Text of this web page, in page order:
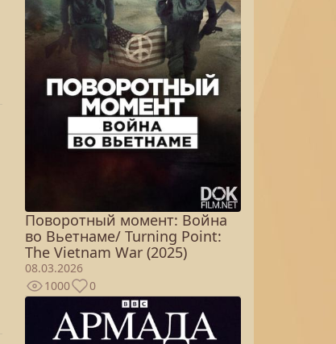
Поворотный момент: Война
во Вьетнаме/ Turning Point:
The Vietnam War (2025)
08.03.2026
1000
0